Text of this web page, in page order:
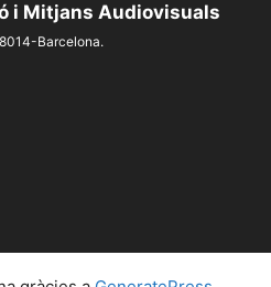
i Mitjans Audiovisuals
Barcelona.